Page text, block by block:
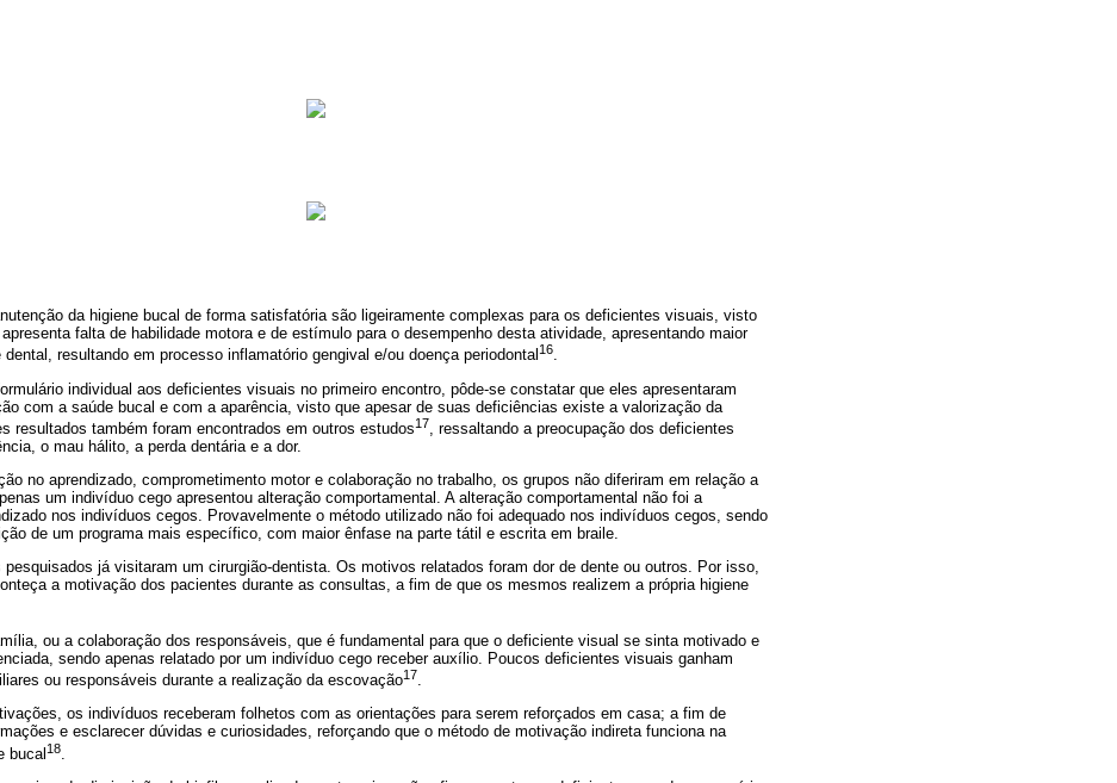
da higiene bucal de forma satisfatória são ligeiramente complexas para os deficientes visuais, visto
falta de habilidade motora e de estímulo para o desempenho desta atividade, apresentando maior
resultando em processo inflamatório gengival e/ou doença periodontal 16.
individual aos deficientes visuais no primeiro encontro, pôde-se constatar que eles apresentaram
com a saúde bucal e com a aparência, visto que apesar de suas deficiências existe a valorização da
resultados também foram encontrados em outros estudos17
, ressaltando a preocupação dos deficientes
o mau hálito, a perda dentária e a dor.
no aprendizado, comprometimento motor e colaboração no trabalho, os grupos não diferiram em relação a
um indivíduo cego apresentou alteração comportamental. A alteração comportamental não foi a
nos indivíduos cegos. Provavelmente o método utilizado não foi adequado nos indivíduos cegos, sendo
de um programa mais específico, com maior ênfase na parte tátil e escrita em braile.
já visitaram um cirurgião-dentista. Os motivos relatados foram dor de dente ou outros. Por isso,
a motivação dos pacientes durante as consultas, a fim de que os mesmos realizem a própria higiene
ou a colaboração dos responsáveis, que é fundamental para que o deficiente visual se sinta motivado e
sendo apenas relatado por um indivíduo cego receber auxílio. Poucos deficientes visuais ganham
ou responsáveis durante a realização da escovação17.
os indivíduos receberam folhetos com as orientações para serem reforçados em casa; a fim de
e esclarecer dúvidas e curiosidades, reforçando que o método de motivação indireta funciona na
bucal18